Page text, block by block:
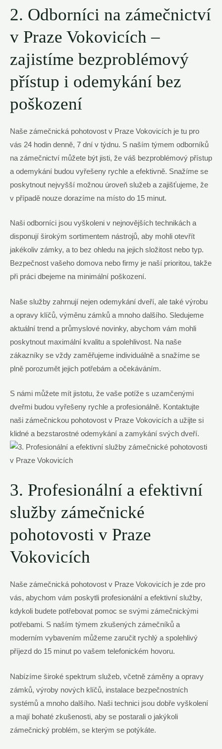
2.⁣ Odborníci na zámečnictví​
v Praze Vokovicích –
zajistíme bezproblémový
přístup i odemykání bez
poškození
Naše ⁤zámečnická pohotovost v Praze⁣ Vokovicích je tu pro ​
vás 24 hodin denně, 7‍ dní v týdnu. S naším⁤ týmem odborníků ​
na zámečnictví můžete být‍ jisti,‌ že⁤ váš bezproblémový přístup
a ‌odemykání ⁤budou ⁣vyřešeny rychle a efektivně. Snažíme se
poskytnout nejvyšší možnou ⁢úroveň⁤ služeb a zajišťujeme, ‍že
v případě nouze dorazíme na místo do 15 minut.
Naši odborníci jsou ​vyškoleni v nejnovějších technikách a‍
disponují širokým sortimentem nástrojů, ⁣aby mohli otevřít
jakékoliv zámky, a ⁤to bez ohledu ⁤na jejich složitost nebo typ.
Bezpečnost vašeho domova nebo ⁣firmy je naší ‍prioritou, takže​
při práci dbejeme na⁢ minimální​ poškození.
Naše služby zahrnují nejen⁣ odemykání dveří, ale také výrobu
⁤a ⁣opravy ⁢klíčů, výměnu zámků ​a mnoho dalšího. Sledujeme ​
aktuální trend a‌ průmyslové novinky, ‍abychom vám mohli
poskytnout maximální kvalitu a spolehlivost. Na naše
zákazníky se vždy​ zaměřujeme individuálně⁣ a⁤ snažíme ⁣se
plně porozumět jejich potřebám a očekáváním.
S námi můžete mít jistotu, že vaše potíže‌ s uzamčenými
dveřmi budou vyřešeny rychle a profesionálně. Kontaktujte​
naši ​zámečnickou pohotovost ⁢v Praze ‍Vokovicích a užijte si
klidné a bezstarostné odemykání a zamykání svých ⁣dveří.
3. Profesionální ⁤a efektivní
služby zámečnické
pohotovosti v Praze
Vokovicích
Naše zámečnická⁣ pohotovost v‍ Praze ​Vokovicích je zde pro
vás,⁣ abychom vám poskytli profesionální‌ a efektivní služby,
kdykoli budete potřebovat pomoc se ⁤svými zámečnickými
potřebami. S naším týmem zkušených zámečníků a
moderním ⁤vybavením můžeme zaručit rychlý a ‍spolehlivý
příjezd do 15 minut‌ po vašem telefonickém hovoru.
Nabízíme široké spektrum služeb, včetně záměny a opravy
zámků, výroby nových ⁢klíčů, instalace bezpečnostních
systémů ⁢a mnoho dalšího. Naši technici jsou dobře vyškolení
a mají ‌bohaté‍ zkušenosti, aby ‍se postarali o ​jakýkoli
zámečnický problém, se kterým se potýkáte.